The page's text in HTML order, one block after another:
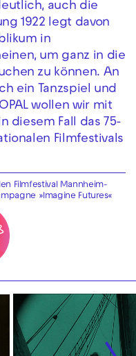
auch die
1922 legt davon
in
um ganz in die
zu können. An
ein Tanzspiel und
wollen wir mit
diesem Fall das 75-
Filmfestivals
Filmfestival Mannheim-
»Imagine Futures«